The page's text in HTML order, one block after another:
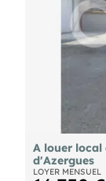
A louer local
d'Azergues
LOYER MENSUEL